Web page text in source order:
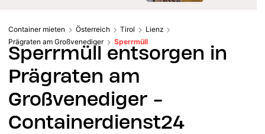
Container mieten Österreich Tirol
Lienz
Prägraten am Großvenediger
Sperrmüll
Sperrmüll entsorgen in
Prägraten am
Großvenediger -
Containerdienst24